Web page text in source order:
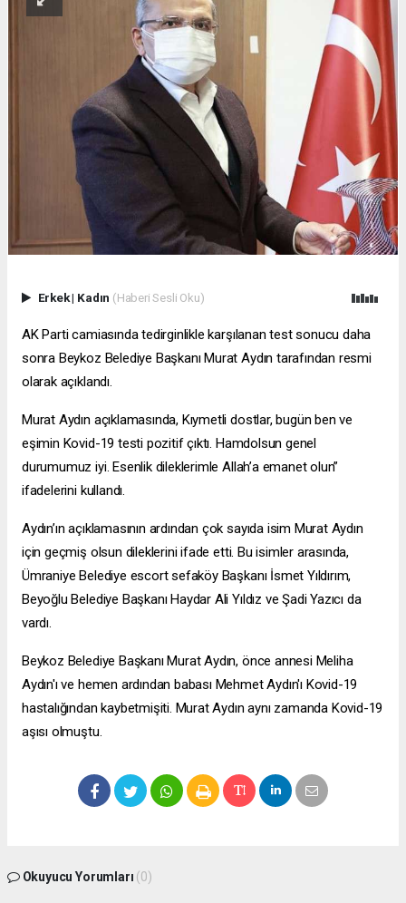
Erkek| Kadın (Haberi Sesli Oku)
AK Parti camiasında tedirginlikle karşılanan test sonucu daha
sonra Beykoz Belediye Başkanı Murat Aydın tarafından resmi
olarak açıklandı.
Murat Aydın açıklamasında, Kıymetli dostlar, bugün ben ve
eşimin Kovid-19 testi pozitif çıktı. Hamdolsun genel
durumumuz iyi. Esenlik dileklerimle Allah’a emanet olun”
ifadelerini kullandı.
Aydın’ın açıklamasının ardından çok sayıda isim Murat Aydın
için geçmiş olsun dileklerini ifade etti. Bu isimler arasında,
Ümraniye Belediye escort sefaköyBaşkanı İsmet Yıldırım,
Beyoğlu Belediye Başkanı Haydar Ali Yıldız ve Şadi Yazıcı da
vardı.
Beykoz Belediye Başkanı Murat Aydın, önce annesi Meliha
Aydın'ı ve hemen ardından babası Mehmet Aydın'ı Kovid-19
hastalığından kaybetmişiti. Murat Aydın aynı zamanda Kovid-19
aşısı olmuştu.
Okuyucu Yorumları (0)